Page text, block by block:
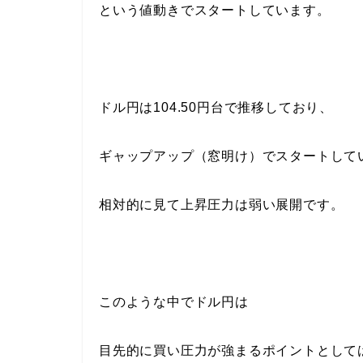
という値動きでスタートしています。
ドル円は104.50円台で推移しており、
ギャップアップ（窓明け）でスタートして
相対的に見て上昇圧力は弱い展開です。
このような中でドル円は
目先的に買い圧力が強まるポイントとして